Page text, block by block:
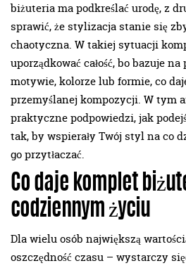
biżuteria ma podkreślać urodę, z
sprawić, że stylizacja stanie się
chaotyczna. W takiej sytuacji
uporządkować całość, bo bazuje
motywie, kolorze lub formie, co
przemyślanej kompozycji. W tym
praktyczne podpowiedzi, jak
tak, by wspierały Twój styl na co
go przytłaczać.
Co daje komplet
codziennym życiu
Dla wielu osób największą
oszczędność czasu – wystarczy